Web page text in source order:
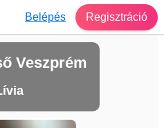
Belépés Regisztráció
Veszprém